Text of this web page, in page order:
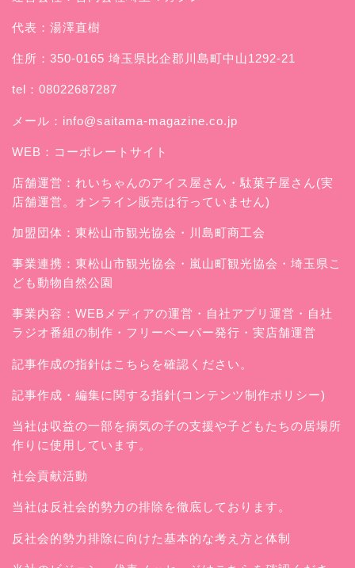
代表：湯澤直樹
住所：350-0165 埼玉県比企郡川島町中山1292-21
tel：08022687287
メール： info@saitama-magazine.co.jp
WEB： コーポレートサイト
店舗運営： れいちゃんのアイス屋さん ・駄菓子屋さん(実
店舗運営。オンライン販売は行っていません)
加盟団体：東松山市観光協会・川島町商工会
事業連携：東松山市観光協会・嵐山町観光協会・埼玉県こ
ども動物自然公園
事業内容：WEBメディアの運営・自社アプリ運営・自社
ラジオ番組の制作・フリーペーパー発行・実店舗運営
記事作成の指針はこちらを確認ください。
記事作成・編集に関する指針(コンテンツ制作ポリシー)
当社は収益の一部を病気の子の支援や子どもたちの居場所
作りに使用しています。
社会貢献活動
当社は反社会的勢力の排除を徹底しております。
反社会的勢力排除に向けた基本的な考え方と体制